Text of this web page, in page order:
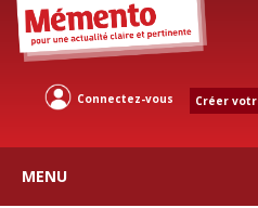
Connectez-vous Créer
MENU